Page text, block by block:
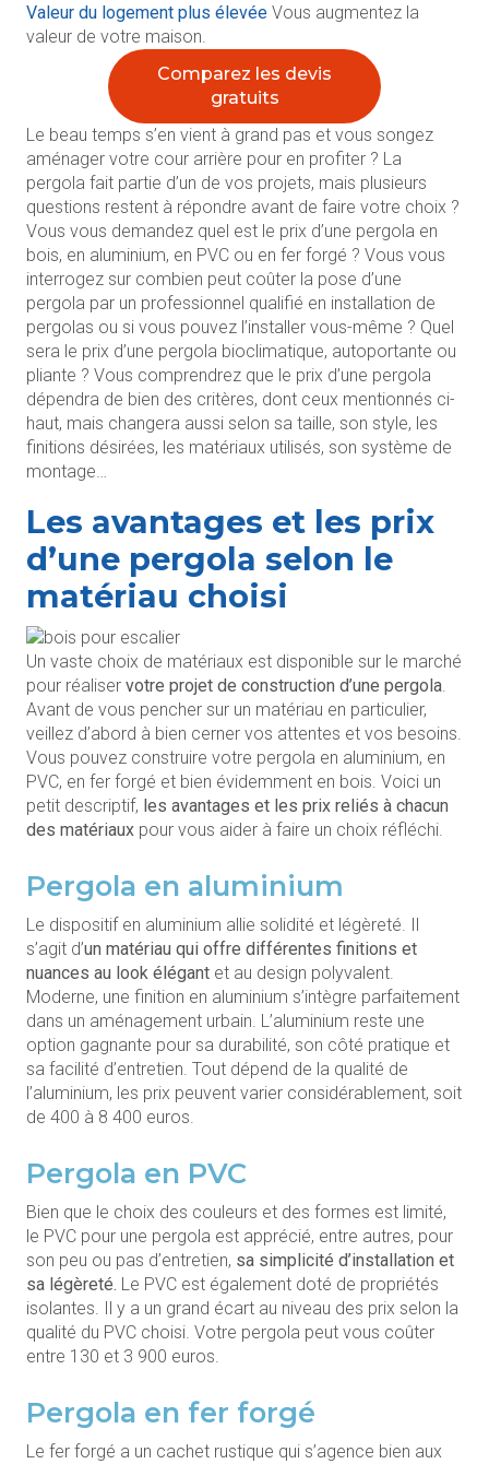
Valeur du logement plus élevée Vous augmentez la
valeur de votre maison.
Comparez les devis
gratuits
Le beau temps s’en vient à grand pas et vous songez
aménager votre cour arrière pour en profiter ? La
pergola fait partie d’un de vos projets, mais plusieurs
questions restent à répondre avant de faire votre choix ?
Vous vous demandez quel est le prix d’une pergola en
bois, en aluminium, en PVC ou en fer forgé ? Vous vous
interrogez sur combien peut coûter la pose d’une
pergola par un professionnel qualifié en installation de
pergolas ou si vous pouvez l’installer vous-même ? Quel
sera le prix d’une pergola bioclimatique, autoportante ou
pliante ? Vous comprendrez que le prix d’une pergola
dépendra de bien des critères, dont ceux mentionnés ci-
haut, mais changera aussi selon sa taille, son style, les
finitions désirées, les matériaux utilisés, son système de
montage…
Les avantages et les prix
d’une pergola selon le
matériau choisi
Un vaste choix de matériaux est disponible sur le marché
pour réaliser votre projet de construction d’une pergola.
Avant de vous pencher sur un matériau en particulier,
veillez d’abord à bien cerner vos attentes et vos besoins.
Vous pouvez construire votre pergola en aluminium, en
PVC, en fer forgé et bien évidemment en bois. Voici un
petit descriptif, les avantages et les prix reliés à chacun
des matériaux pour vous aider à faire un choix réfléchi.
Pergola en aluminium
Le dispositif en aluminium allie solidité et légèreté. Il
s’agit d’un matériau qui offre différentes finitions et
nuances au look élégant et au design polyvalent.
Moderne, une finition en aluminium s’intègre parfaitement
dans un aménagement urbain. L’aluminium reste une
option gagnante pour sa durabilité, son côté pratique et
sa facilité d’entretien. Tout dépend de la qualité de
l’aluminium, les prix peuvent varier considérablement, soit
de 400 à 8 400 euros.
Pergola en PVC
Bien que le choix des couleurs et des formes est limité,
le PVC pour une pergola est apprécié, entre autres, pour
son peu ou pas d’entretien, sa simplicité d’installation et
sa légèreté. Le PVC est également doté de propriétés
isolantes. Il y a un grand écart au niveau des prix selon la
qualité du PVC choisi. Votre pergola peut vous coûter
entre 130 et 3 900 euros.
Pergola en fer forgé
Le fer forgé a un cachet rustique qui s’agence bien aux